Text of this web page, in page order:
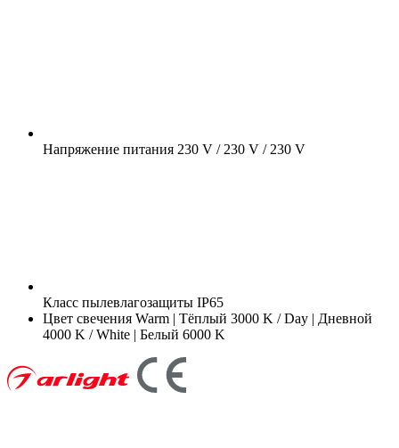
Напряжение питания 230 V / 230 V / 230 V
Класс пылевлагозащиты IP65
Цвет свечения Warm | Тёплый 3000 K / Day | Дневной
4000 K / White | Белый 6000 K